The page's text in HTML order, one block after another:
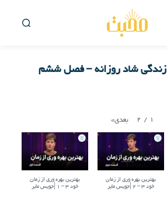
زندگی شاد روزانه – فصل ششم
1
/
2 بعدی»
بهترین بهره وری از زمان
خود ۳ – ۱ |جویس مایر
بهترین بهره وری از زمان
خود ۳ – ۲ |جویس مایر